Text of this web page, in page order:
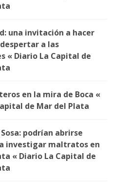
una invitación a hacer
a las
« Diario La Capital de
en la mira de Boca «
de Mar del Plata
podrían abrirse
investigar maltratos en
« Diario La Capital de